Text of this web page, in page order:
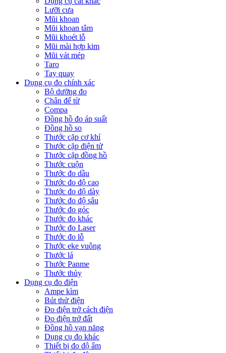
Lưỡi cưa
Mũi khoan
Mũi khoan tâm
Mũi khoét lỗ
Mũi mài hợp kim
Mũi vát mép
Taro
Tay quay
Dụng cụ đo chính xác
Bộ dưỡng đo
Chân đế từ
Compa
Đồng hồ đo áp suất
Đồng hồ so
Thước cặp cơ khí
Thước cặp điện tử
Thước cặp đồng hồ
Thước cuộn
Thước đo dầu
Thước đo độ cao
Thước đo độ dày
Thước đo độ sâu
Thước đo góc
Thước đo khác
Thước đo Laser
Thước đo lỗ
Thước eke vuông
Thước lá
Thước Panme
Thước thủy
Dụng cụ đo điện
Ampe kìm
Bút thử điện
Đo điện trở cách điện
Đo điện trở đất
Đồng hồ vạn năng
Dụng cụ đo khác
Thiết bị đo độ ẩm